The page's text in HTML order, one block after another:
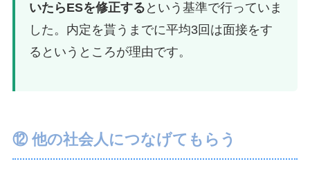
いたらESを修正する という基準で行っていま
した。内定を貰うまでに平均3回は面接をす
るというところが理由です。
⑫ 他の社会人につなげてもらう